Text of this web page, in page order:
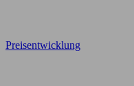
Preisentwicklung